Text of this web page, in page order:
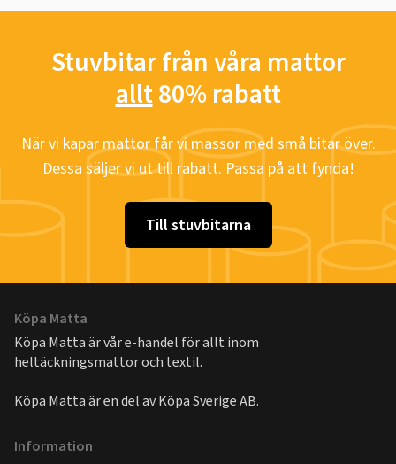
Stuvbitar från våra mattor
allt80% rabatt
När vi kapar mattor får vi massor med små bitar över.
Dessa säljer vi ut till rabatt. Passa på att fynda!
Till stuvbitarna
Köpa Matta
Köpa Matta är vår e-handel för allt inom
heltäckningsmattor och textil.
Köpa Matta är en del avKöpa Sverige AB.
Information